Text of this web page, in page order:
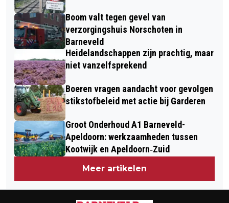
Boom valt tegen gevel van
verzorgingshuis Norschoten in
Barneveld
Heidelandschappen zijn prachtig, maar
niet vanzelfsprekend
Boeren vragen aandacht voor gevolgen
stikstofbeleid met actie bij Garderen
Groot Onderhoud A1 Barneveld-
Apeldoorn: werkzaamheden tussen
Kootwijk en Apeldoorn‐Zuid
Meer artikelen